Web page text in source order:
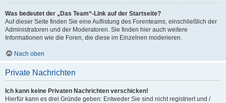
Was bedeutet der „Das Team“-Link auf der Startseite?
Auf dieser Seite finden Sie eine Auflistung des Forenteams, einschließlich der
Administratoren und der Moderatoren. Sie finden hier auch weitere
Informationen wie die Foren, die diese im Einzelnen moderieren.
Nach oben
Private Nachrichten
Ich kann keine Privaten Nachrichten verschicken!
Hierfür kann es drei Gründe geben: Entweder Sie sind nicht registriert und /